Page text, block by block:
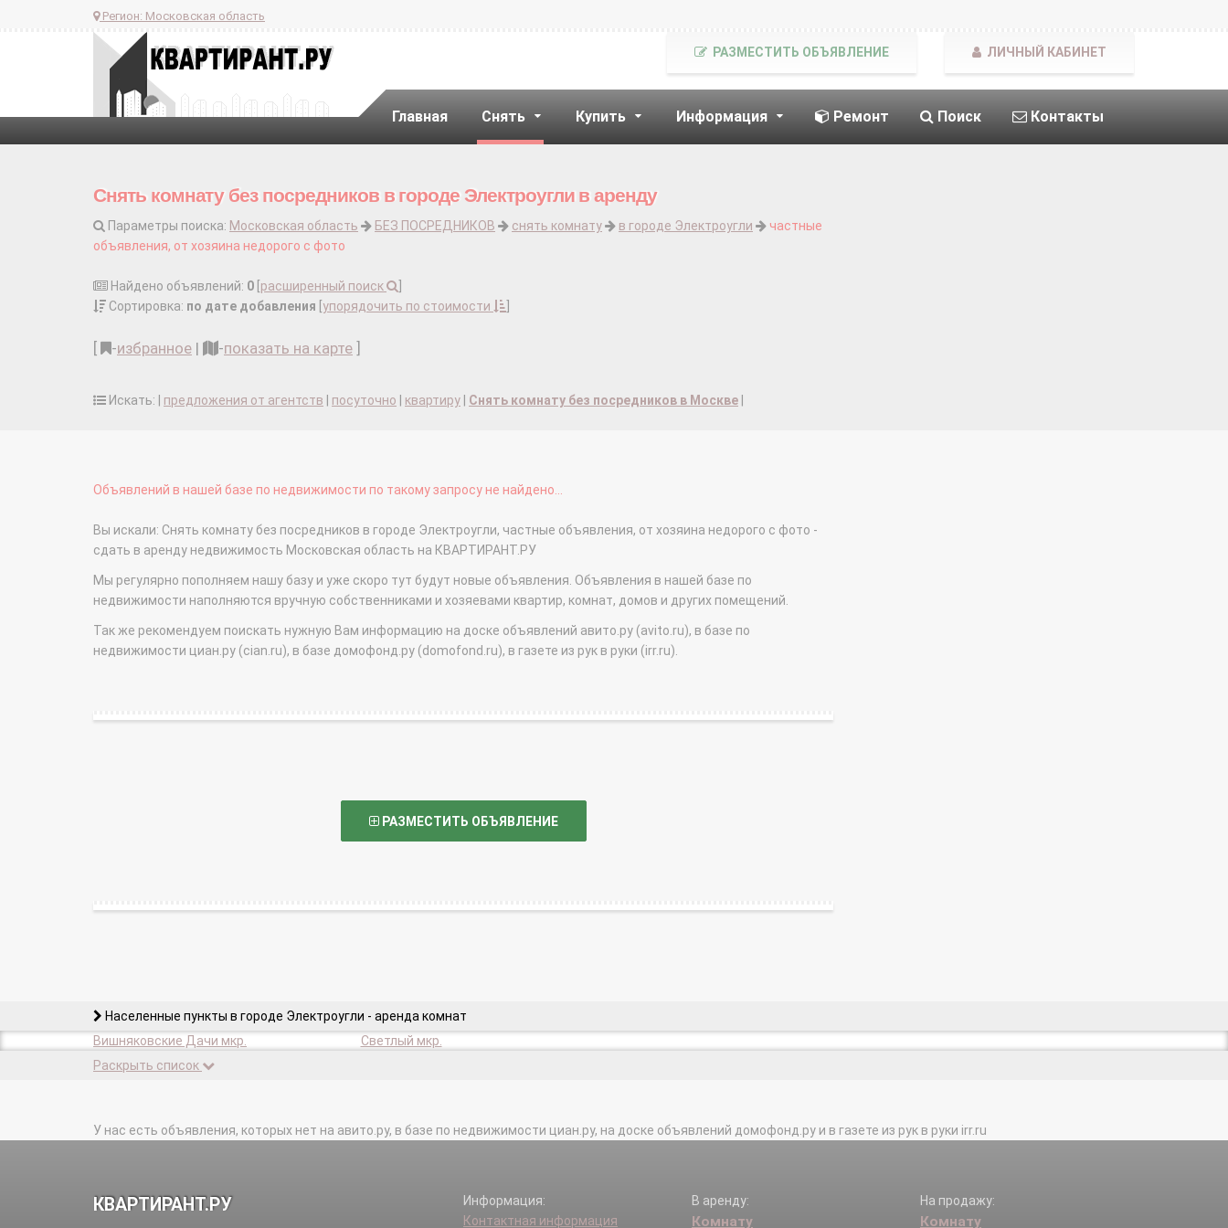
Регион: Московская область
Главная Снять Купить Информация Ремонт Поиск Контакты
РАЗМЕСТИТЬ ОБЪЯВЛЕНИЕ ЛИЧНЫЙ КАБИНЕТ
Снять комнату без посредников в городе Электроугли в аренду
Параметры поиска: Московская область БЕЗ ПОСРЕДНИКОВ снять комнату в городе Электроугли
частные
объявления, от хозяина недорого с фото
Найдено объявлений: 0 расширенный поиск
Сортировка: по дате добавления упорядочить по стоимости
-избранное | -показать на карте
Искать: | предложения от агентств посуточно квартиру Снять комнату без посредников в Москве
Объявлений в нашей базе по недвижимости по такому запросу не найдено...
Вы искали: Снять комнату без посредников в городе Электроугли, частные объявления, от хозяина недорого с фото -
сдать в аренду недвижимость Московская область на КВАРТИРАНТ.РУ
Мы регулярно пополняем нашу базу и уже скоро тут будут новые объявления. Объявления в нашей базе по
недвижимости наполняются вручную собственниками и хозяевами квартир, комнат, домов и других помещений.
Так же рекомендуем поискать нужную Вам информацию на доске объявлений авито.ру (avito.ru), в базе по
недвижимости циан.ру (cian.ru), в базе домофонд.ру (domofond.ru), в газете из рук в руки (irr.ru).
РАЗМЕСТИТЬ ОБЪЯВЛЕНИЕ
Населенные пункты в городе Электроугли - аренда комнат
Вишняковские Дачи мкр.
Светлый мкр.
Раскрыть список
У нас есть объявления, которых нет на авито.ру, в базе по недвижимости циан.ру, на доске объявлений домофонд.ру и в газете из рук в руки irr.ru
КВАРТИРАНТ.РУ
Информация:
Контактная информация
В аренду:
Комнату
На продажу:
Комнату